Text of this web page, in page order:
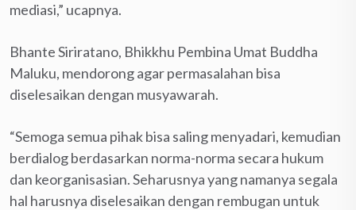
mediasi,” ucapnya.
Bhante Siriratano, Bhikkhu Pembina Umat Buddha
Maluku, mendorong agar permasalahan bisa
diselesaikan dengan musyawarah.
“Semoga semua pihak bisa saling menyadari, kemudian
berdialog berdasarkan norma-norma secara hukum
dan keorganisasian. Seharusnya yang namanya segala
hal harusnya diselesaikan dengan rembugan untuk